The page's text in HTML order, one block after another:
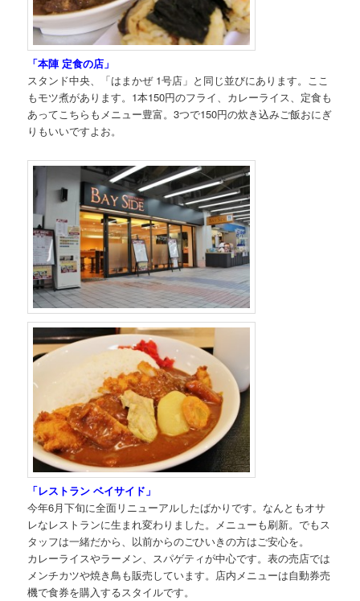
「本陣 定食の店」
スタンド中央、「はまかぜ 1号店」と同じ並びにあります。ここ
もモツ煮があります。1本150円のフライ、カレーライス、定食も
あってこちらもメニュー豊富。3つで150円の炊き込みご飯おにぎ
りもいいですよお。
「レストラン ベイサイド」
今年6月下旬に全面リニューアルしたばかりです。なんともオサ
レなレストランに生まれ変わりました。メニューも刷新。でもス
タッフは一緒だから、以前からのごひいきの方はご安心を。
カレーライスやラーメン、スパゲティが中心です。表の売店では
メンチカツや焼き鳥も販売しています。店内メニューは自動券売
機で食券を購入するスタイルです。